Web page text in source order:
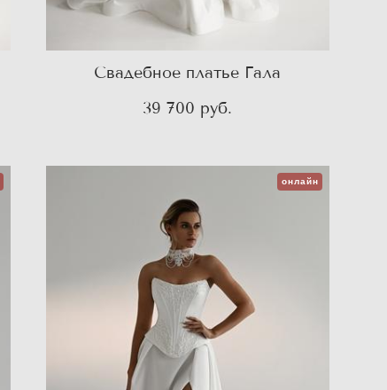
Свадебное платье Гала
39 700 pуб.
онлайн